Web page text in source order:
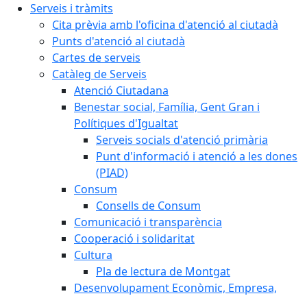
Serveis i tràmits
Cita prèvia amb l'oficina d'atenció al ciutadà
Punts d'atenció al ciutadà
Cartes de serveis
Catàleg de Serveis
Atenció Ciutadana
Benestar social, Família, Gent Gran i
Polítiques d'Igualtat
Serveis socials d'atenció primària
Punt d'informació i atenció a les dones
(PIAD)
Consum
Consells de Consum
Comunicació i transparència
Cooperació i solidaritat
Cultura
Pla de lectura de Montgat
Desenvolupament Econòmic, Empresa,